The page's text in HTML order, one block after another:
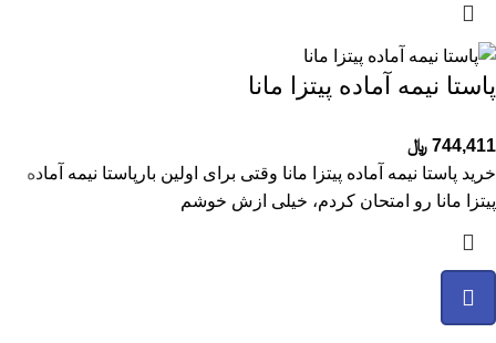
پاستا نیمه آماده پیتزا مانا
744,411 ﷼
خرید پاستا نیمه آماده پیتزا مانا وقتی برای اولین بارپاستا نیمه آماده
پیتزا مانا رو امتحان کردم، خیلی ازش خوشم